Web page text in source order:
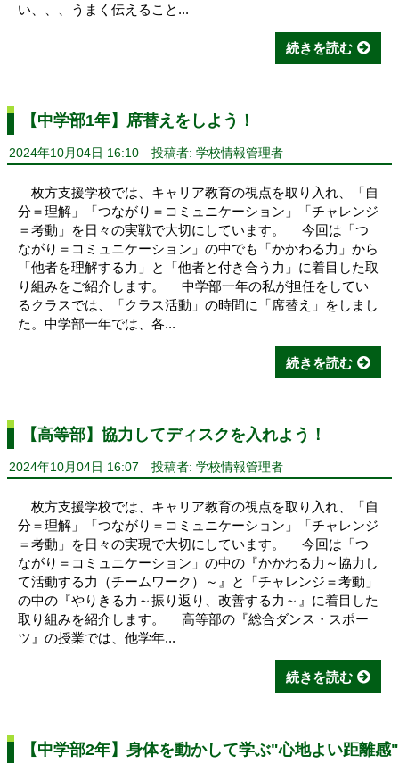
い、、、うまく伝えること...
続きを読む
【中学部1年】席替えをしよう！
2024年10月04日 16:10 投稿者: 学校情報管理者
枚方支援学校では、キャリア教育の視点を取り入れ、「自
分＝理解」「つながり＝コミュニケーション」「チャレンジ
＝考動」を日々の実戦で大切にしています。 今回は「つ
ながり＝コミュニケーション」の中でも「かかわる力」から
「他者を理解する力」と「他者と付き合う力」に着目した取
り組みをご紹介します。 中学部一年の私が担任をしてい
るクラスでは、「クラス活動」の時間に「席替え」をしまし
た。中学部一年では、各...
続きを読む
【高等部】協力してディスクを入れよう！
2024年10月04日 16:07 投稿者: 学校情報管理者
枚方支援学校では、キャリア教育の視点を取り入れ、「自
分＝理解」「つながり＝コミュニケーション」「チャレンジ
＝考動」を日々の実現で大切にしています。 今回は「つ
ながり＝コミュニケーション」の中の『かかわる力～協力し
て活動する力（チームワーク）～』と「チャレンジ＝考動」
の中の『やりきる力～振り返り、改善する力～』に着目した
取り組みを紹介します。 高等部の『総合ダンス・スポー
ツ』の授業では、他学年...
続きを読む
【中学部2年】身体を動かして学ぶ"心地よい距離感"